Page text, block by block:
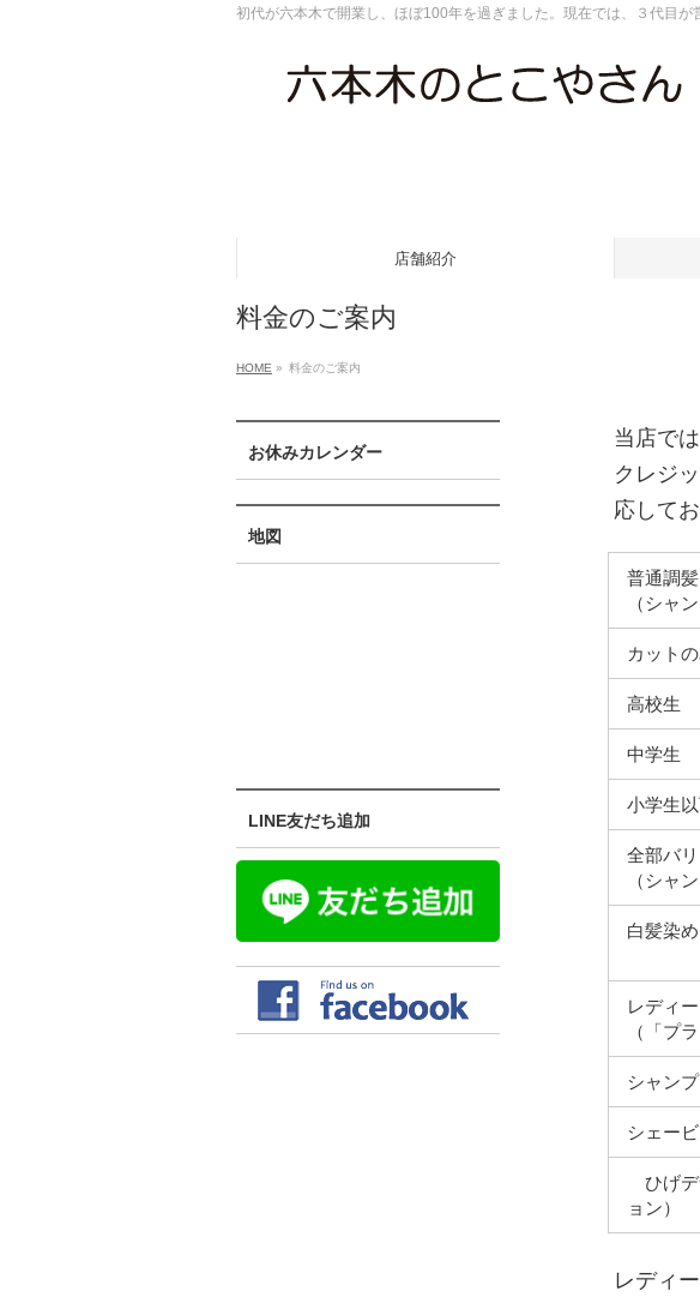
初代が六本木で開業し、ほぼ100年を過ぎました。現在では、３代目が
店舗紹介
料金のご案内
HOME » 料金のご案内
当店で
クレジ
応して
普通調髪
（シャ
カット
高校生
中学生
小学生
全部バ
（シャ
白髪染
レディ
（「プ
シャン
シェー
ひげデ
ョン）
レディ
お休みカレンダー
地図
LINE友だち追加